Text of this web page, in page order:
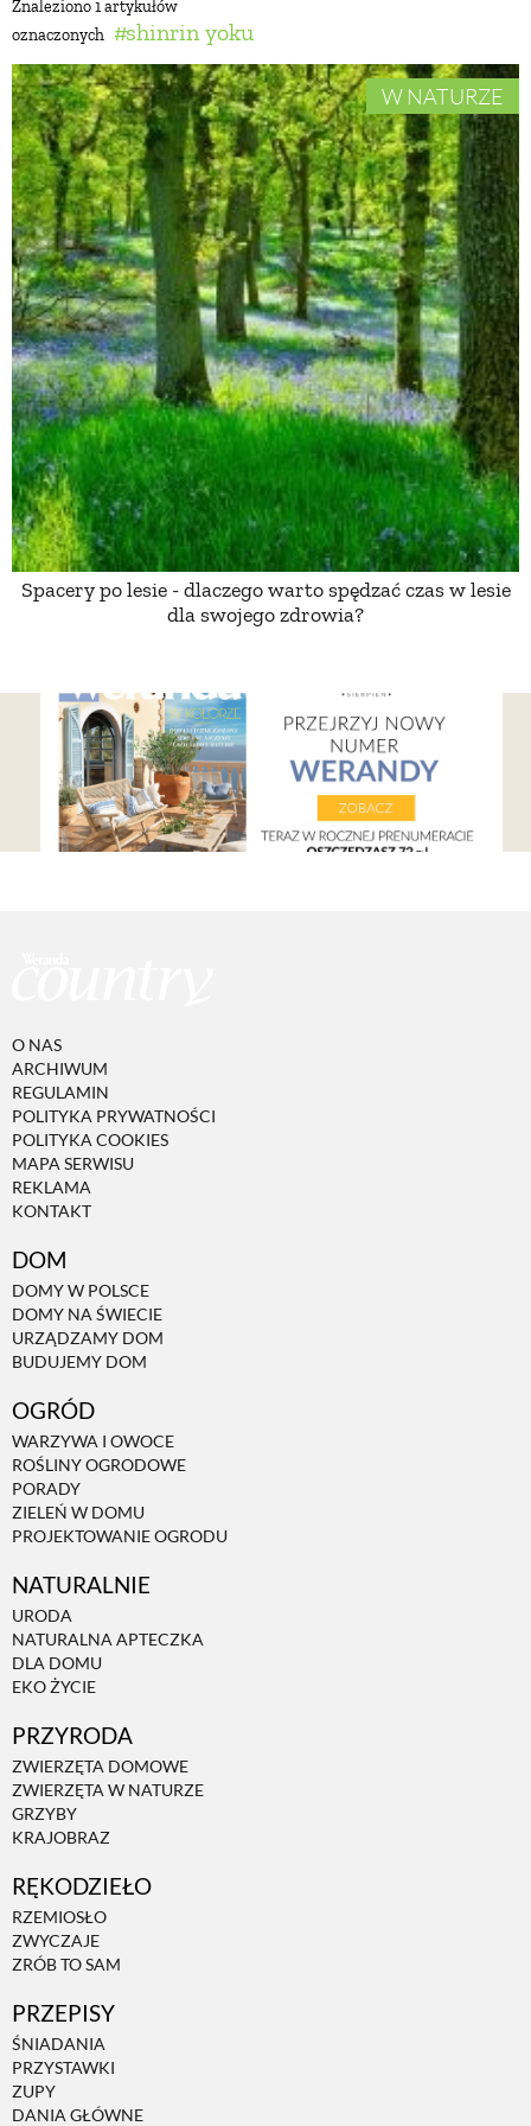
Znaleziono 1 artykułów
oznaczonych
shinrin yoku
W NATURZE
Spacery po lesie - dlaczego warto spędzać czas w lesie
dla swojego zdrowia?
O NAS
ARCHIWUM
REGULAMIN
POLITYKA PRYWATNOŚCI
POLITYKA COOKIES
MAPA SERWISU
REKLAMA
KONTAKT
DOM
DOMY W POLSCE
DOMY NA ŚWIECIE
URZĄDZAMY DOM
BUDUJEMY DOM
OGRÓD
WARZYWA I OWOCE
ROŚLINY OGRODOWE
PORADY
ZIELEŃ W DOMU
PROJEKTOWANIE OGRODU
NATURALNIE
URODA
NATURALNA APTECZKA
DLA DOMU
EKO ŻYCIE
PRZYRODA
ZWIERZĘTA DOMOWE
ZWIERZĘTA W NATURZE
GRZYBY
KRAJOBRAZ
RĘKODZIEŁO
RZEMIOSŁO
ZWYCZAJE
ZRÓB TO SAM
PRZEPISY
ŚNIADANIA
PRZYSTAWKI
ZUPY
DANIA GŁÓWNE
BUDUJEMY DOM
OGRÓD
WARZYWA I OWOCE
ROŚLINY OGRODOWE
PORADY
ZIELEŃ W DOMU
PROJEKTOWANIE OGRODU
NATURALNIE
NATURALNA APTECZKA
DLA DOMU
ZWIERZĘTA W NATURZE
PRZYSTAWKI